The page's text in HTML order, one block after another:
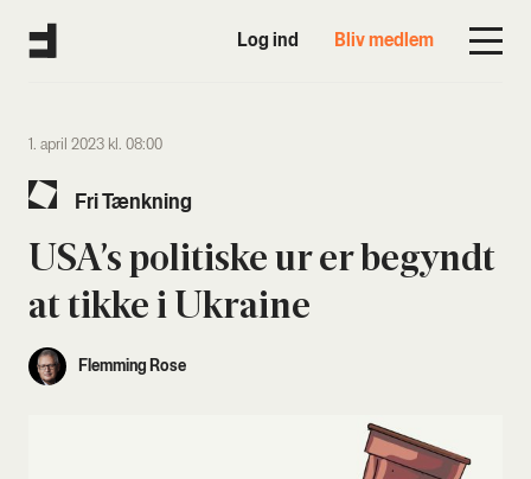
Log ind Bliv medlem
1. april 2023 kl. 08:00
Fri Tænk­ning
USA’s poli­ti­ske ur er begyndt
at tik­ke i Ukrai­ne
Flemming Rose